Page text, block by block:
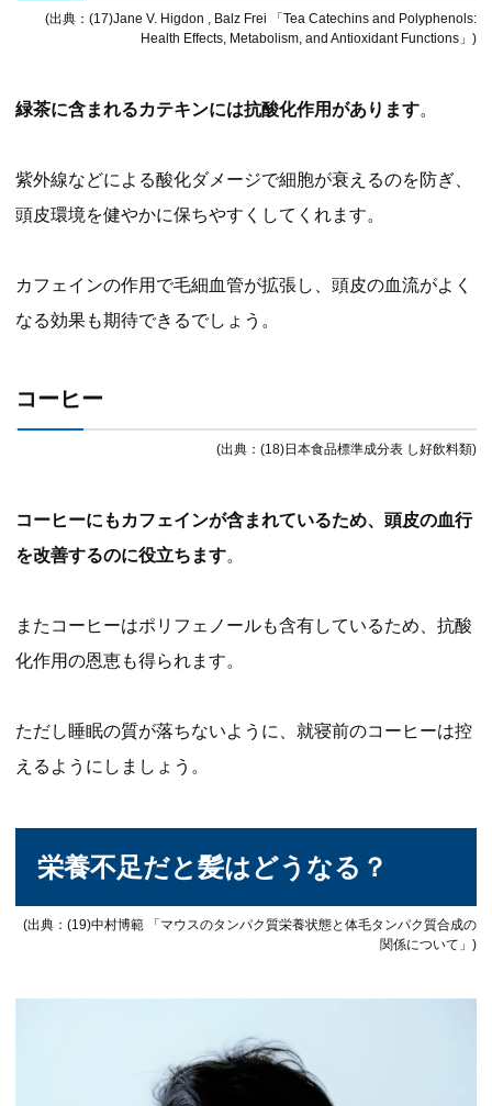
(出典：(17)Jane V. Higdon , Balz Frei 「Tea Catechins and Polyphenols:
Health Effects, Metabolism, and Antioxidant Functions」)
緑茶に含まれるカテキンには抗酸化作用があります。
紫外線などによる酸化ダメージで細胞が衰えるのを防ぎ、
頭皮環境を健やかに保ちやすくしてくれます。
カフェインの作用で毛細血管が拡張し、頭皮の血流がよく
なる効果も期待できるでしょう。
コーヒー
(出典：(18)日本食品標準成分表 し好飲料類)
コーヒーにもカフェインが含まれているため、頭皮の血行
を改善するのに役立ちます。
またコーヒーはポリフェノールも含有しているため、抗酸
化作用の恩恵も得られます。
ただし睡眠の質が落ちないように、就寝前のコーヒーは控
えるようにしましょう。
栄養不足だと髪はどうなる？
(出典：(19)中村博範 「マウスのタンパク質栄養状態と体毛タンパク質合成の
関係について」)